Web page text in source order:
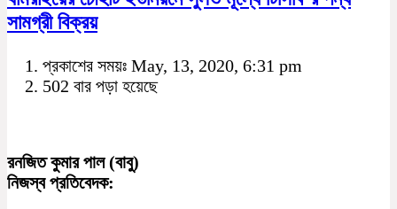
সামগ্রী বিক্রয়
প্রকাশের সময়ঃ May, 13, 2020, 6:31 pm
502 বার পড়া হয়েছে
রনজিত কুমার পাল (বাবু)
নিজস্ব প্রতিবেদক: